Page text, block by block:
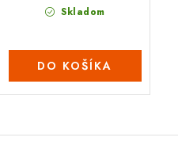
Skladom
DO KOŠÍKA